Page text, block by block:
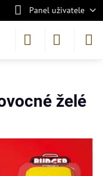
Panel uživatele
želé